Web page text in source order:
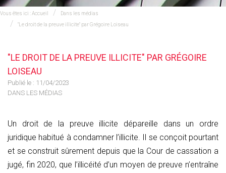
Vous êtes ici :Accueil
Dans les médias
"Le droit de la preuve illicite" par Grégoire Loiseau
"LE DROIT DE LA PREUVE ILLICITE" PAR GRÉGOIRE
LOISEAU
Publié le : 11/04/2023
DANS LES MÉDIAS
Un droit de la preuve illicite dépareille dans un ordre
juridique habitué à condamner l’illicite. Il se conçoit pourtant
et se construit sûrement depuis que la Cour de cassation a
jugé, fin 2020, que l’illicéité d’un moyen de preuve n’entraîne